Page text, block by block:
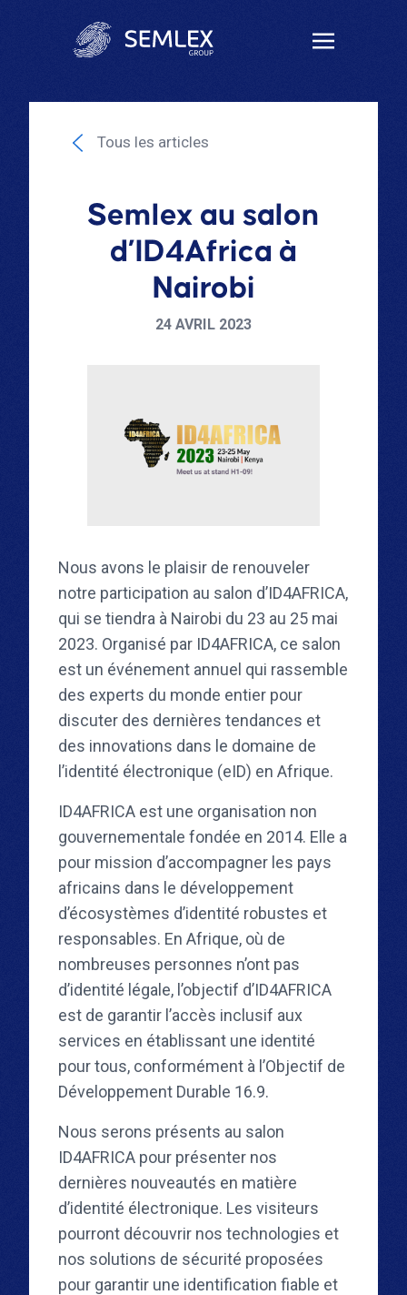
Tous les articles
Semlex au salon
d’ID4Africa à
Nairobi
24 AVRIL 2023
Nous avons le plaisir de renouveler
notre participation au salon d’ID4AFRICA,
qui se tiendra à Nairobi du 23 au 25 mai
2023. Organisé par ID4AFRICA, ce salon
est un événement annuel qui rassemble
des experts du monde entier pour
discuter des dernières tendances et
des innovations dans le domaine de
l’identité électronique (eID) en Afrique.
ID4AFRICA est une organisation non
gouvernementale fondée en 2014. Elle a
pour mission d’accompagner les pays
africains dans le développement
d’écosystèmes d’identité robustes et
responsables. En Afrique, où de
nombreuses personnes n’ont pas
d’identité légale, l’objectif d’ID4AFRICA
est de garantir l’accès inclusif aux
services en établissant une identité
pour tous, conformément à l’Objectif de
Développement Durable 16.9.
Nous serons présents au salon
ID4AFRICA pour présenter nos
dernières nouveautés en matière
d’identité électronique. Les visiteurs
pourront découvrir nos technologies et
nos solutions de sécurité proposées
pour garantir une identification fiable et